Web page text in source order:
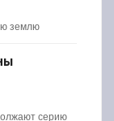
землю
серию